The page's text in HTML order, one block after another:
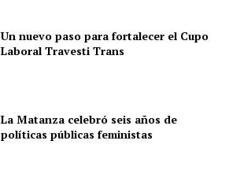
Un nuevo paso para fortalecer el Cupo
Laboral Travesti Trans
La Matanza celebró seis años de
políticas públicas feministas